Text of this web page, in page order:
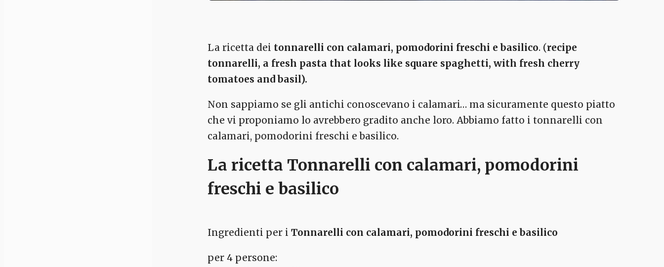
La ricetta dei tonnarelli con calamari, pomodorini freschi e basilico. (recipe
tonnarelli, a fresh pasta that looks like square spaghetti, with fresh cherry
tomatoes and basil).
Non sappiamo se gli antichi conoscevano i calamari… ma sicuramente questo piatto
che vi proponiamo lo avrebbero gradito anche loro. Abbiamo fatto i tonnarelli con
calamari, pomodorini freschi e basilico.
La ricetta Tonnarelli con calamari, pomodorini
freschi e basilico
Ingredienti per i Tonnarelli con calamari, pomodorini freschi e basilico
per 4 persone: